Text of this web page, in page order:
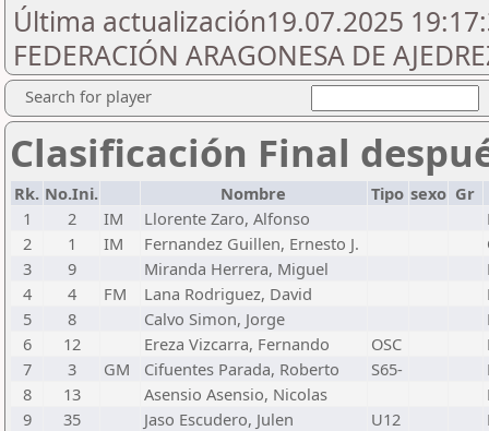
Última actualización19.07.2025
FEDERACIÓN ARAGONESA DE
Search for player
Clasificación Final
Rk. No.Ini. Nombre Tipo sexo Gr
1
2 IM Llorente Zaro, Alfonso
2
1 IM Fernandez Guillen, Ernesto J.
3
9 Miranda Herrera, Miguel
4
4 FM Lana Rodriguez, David
5
8 Calvo Simon, Jorge
6
12 Ereza Vizcarra, Fernando OSC
7
3 GM Cifuentes Parada, Roberto S65-
8
13 Asensio Asensio, Nicolas
9
35 Jaso Escudero, Julen U12